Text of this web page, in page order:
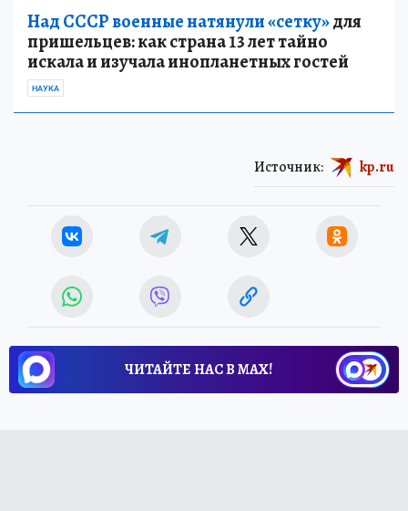
Над СССР военные натянули «сетку»для
пришельцев: как страна 13 лет тайно
искала и изучала инопланетных гостей
НАУКА
Источник: kp.ru
ЧИТАЙТЕ НАС В МАХ!